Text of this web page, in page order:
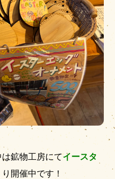
鉱物工房にてイースタ
開催中です！